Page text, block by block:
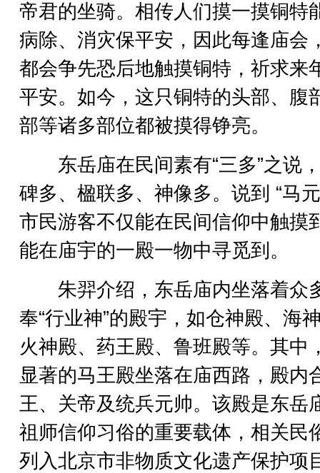
帝君的坐骑。相传人们摸一摸铜特
病除、消灾保平安，因此每逢庙会
都会争先恐后地触摸铜特，祈求来
平安。如今，这只铜特的头部、腹
部等诸多部位都被摸得铮亮。
东岳庙在民间素有“三多”之说
碑多、楹联多、神像多。说到 “马
市民游客不仅能在民间信仰中触摸
能在庙宇的一殿一物中寻觅到。
朱羿介绍，东岳庙内坐落着众
奉“行业神”的殿宇，如仓神殿、海
火神殿、药王殿、鲁班殿等。其中
显著的马王殿坐落在庙西路，殿内
王、关帝及统兵元帅。该殿是东岳
祖师信仰习俗的重要载体，相关民
列入北京市非物质文化遗产保护项